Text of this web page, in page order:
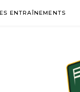
ENTRAÎNEMENTS